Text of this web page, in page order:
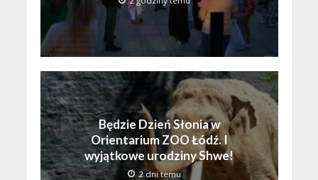
Będzie Dzień Słonia w
Orientarium ZOO Łódź. I
wyjątkowe urodziny Shwe!
2 dni temu